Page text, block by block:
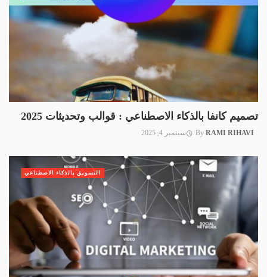
تصميم كانفا بالذكاء الاصطناعي : قوالب وتحديثات 2025
By RAMI RIHAVI سبتمبر 4, 2025
التسويق بالذكاء الاصطناعي